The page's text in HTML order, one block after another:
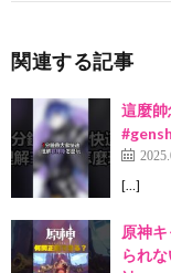
関連する記事
這麼
[…]
原神
られ